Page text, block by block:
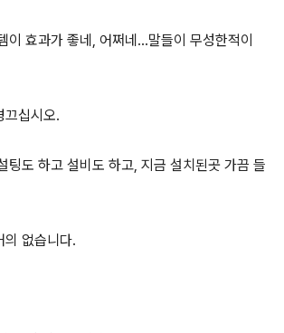
이 효과가 좋네, 어쩌네...말들이 무성한적이
끄십시오.
팅도 하고 설비도 하고, 지금 설치된곳 가끔 들
의 없습니다.